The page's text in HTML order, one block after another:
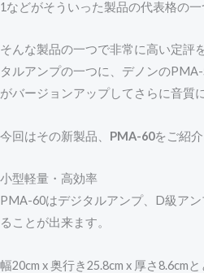
1などがそういった製品の代表格の一
そんな製品の一つで非常に高い定評
タルアンプの一つに、デノンの
がバージョンアップしてさらに音質
今回はその新製品、 PMA-60をご紹介
小型軽量・高効率
PMA-60はデジタルアンプ、D級ア
ることが出来ます。
幅20cm x 奥行き25.8cm x 厚さ8.6cm